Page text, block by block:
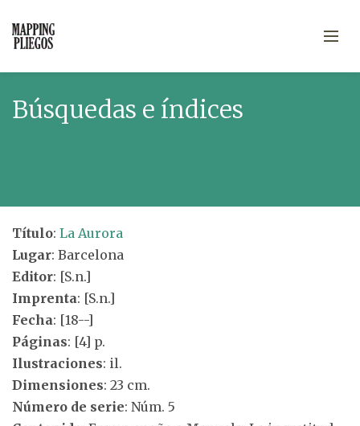
Búsquedas e índices
Título: La Aurora
Lugar: Barcelona
Editor: [S.n.]
Imprenta: [S.n.]
Fecha: [18--]
Páginas: [4] p.
Ilustraciones: il.
Dimensiones: 23 cm.
Número de serie: Núm. 5